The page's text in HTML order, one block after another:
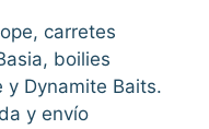
carretes
boilies
y Dynamite Baits.
y envío